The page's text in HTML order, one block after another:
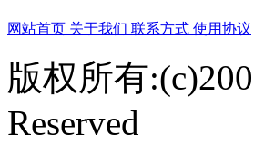
网站首页 关于我们 联系方式 使用协议
版权所有
Reserved